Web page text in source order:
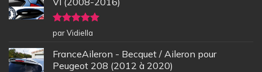
Note5sur
5
par Vidiella
FranceAileron - Becquet / Aileron pour
Peugeot 208 (2012 à 2020)